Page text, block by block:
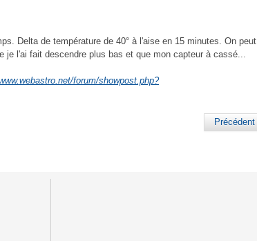
Delta de température de 40° à l'aise en 15 minutes. On peut
l'ai fait descendre plus bas et que mon capteur à cassé...
forum/showpost.php?
Précédent